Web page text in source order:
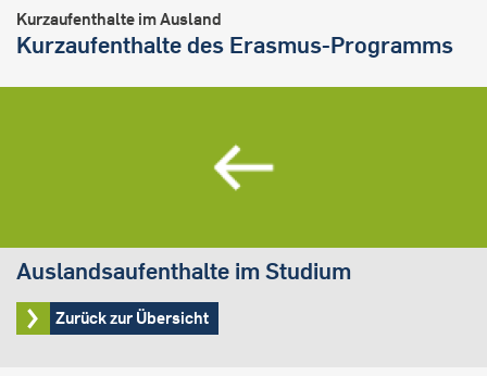
Kurzaufenthalte im Ausland
Kurzaufenthalte des Erasmus-Programms
Auslandsaufenthalte im Studium
Zurück zur Übersicht